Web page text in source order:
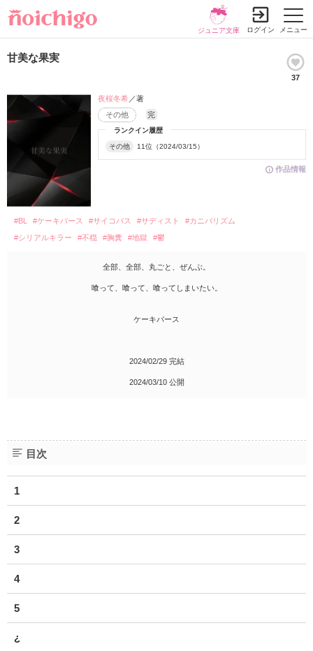
メニュー
ジュニア文庫 ログイン
甘美な果実
37
作品情報
ランクイン履歴
その他 11位（2024/03/15）
その他 完
夜桜冬希／著
#BL #ケーキバース #サイコパス #サディスト
#カニバリズム
#シリアルキラー
#不穏 #胸糞 #地獄 #鬱
全部、全部、丸ごと、ぜんぶ。
喰って、喰って、喰ってしまいたい。
ケーキバース
2024/02/29 完結
2024/03/10 公開
目次
1
2
3
4
5
¿